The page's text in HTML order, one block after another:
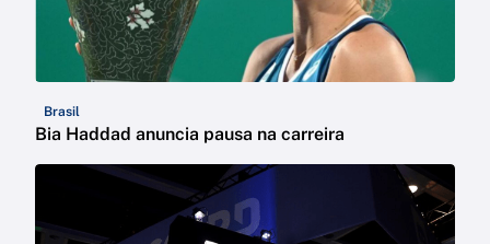
Brasil
Bia Haddad anuncia pausa na carreira